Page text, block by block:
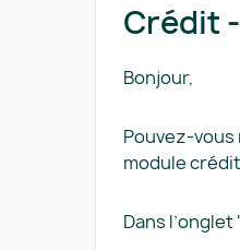
Crédit
Bonjour,
Pouvez-
module
Dans